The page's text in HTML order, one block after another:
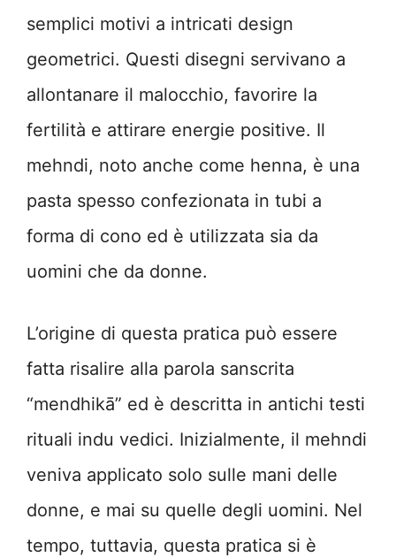
semplici motivi a intricati design
geometrici. Questi disegni servivano a
allontanare il malocchio, favorire la
fertilità e attirare energie positive. Il
mehndi, noto anche come henna, è una
pasta spesso confezionata in tubi a
forma di cono ed è utilizzata sia da
uomini che da donne.
L’origine di questa pratica può essere
fatta risalire alla parola sanscrita
“mendhikā” ed è descritta in antichi testi
rituali indu vedici. Inizialmente, il mehndi
veniva applicato solo sulle mani delle
donne, e mai su quelle degli uomini. Nel
tempo, tuttavia, questa pratica si è